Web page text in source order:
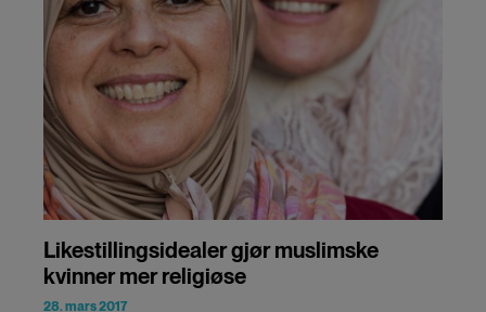
Likestillingsidealer gjør muslimske
kvinner mer religiøse
28. mars 2017